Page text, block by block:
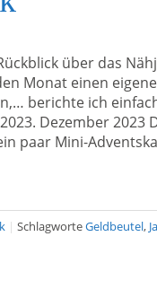
über das
Monat einen
berichte ich
Dezember 2023
paar Mini-
| SchlagworteGeldbeutel,